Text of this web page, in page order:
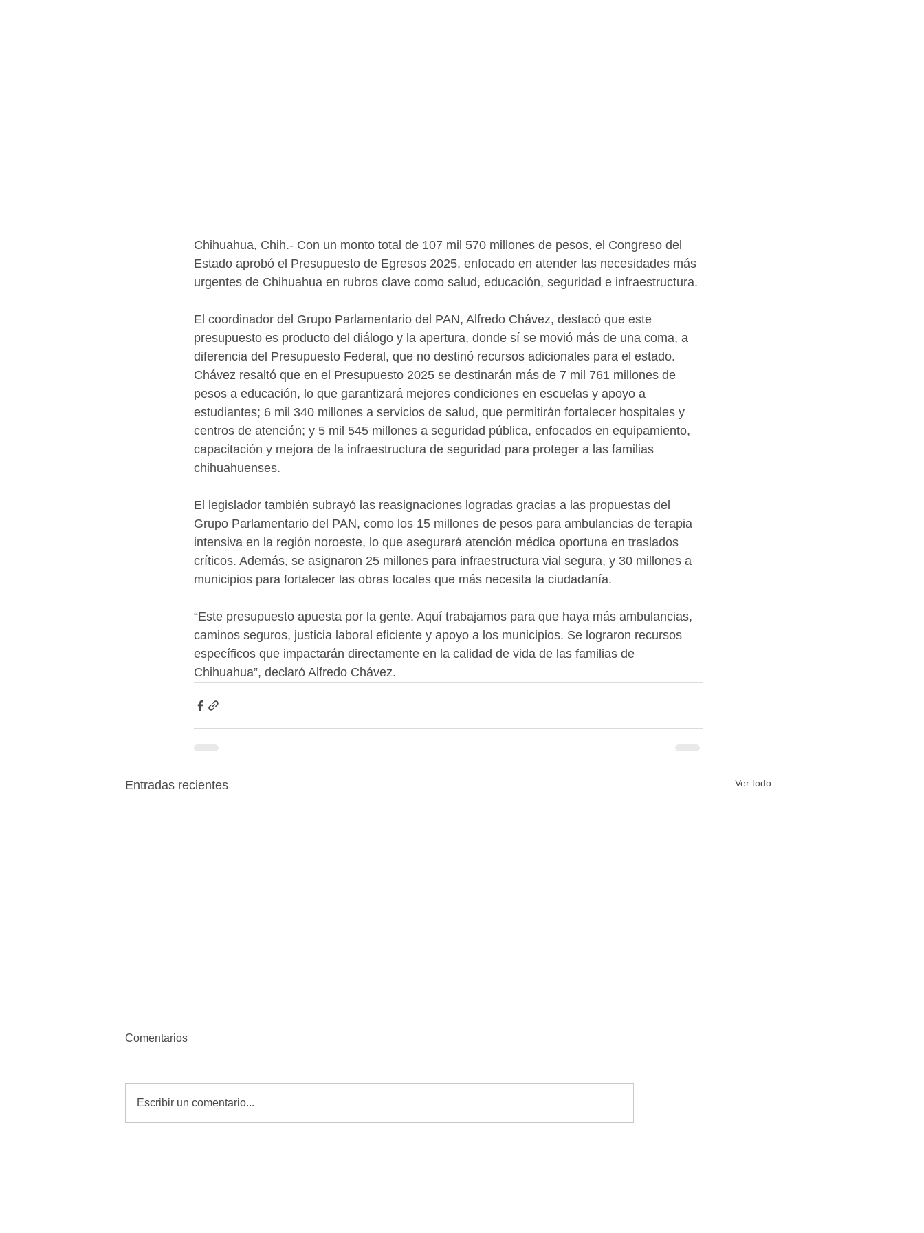
Chihuahua, Chih.- Con un monto total de 107 mil 570 millones de pesos, el Congreso del
Estado aprobó el Presupuesto de Egresos 2025, enfocado en atender las necesidades más
urgentes de Chihuahua en rubros clave como salud, educación, seguridad e infraestructura.
El coordinador del Grupo Parlamentario del PAN, Alfredo Chávez, destacó que este
presupuesto es producto del diálogo y la apertura, donde sí se movió más de una coma, a
diferencia del Presupuesto Federal, que no destinó recursos adicionales para el estado.
Chávez resaltó que en el Presupuesto 2025 se destinarán más de 7 mil 761 millones de
pesos a educación, lo que garantizará mejores condiciones en escuelas y apoyo a
estudiantes; 6 mil 340 millones a servicios de salud, que permitirán fortalecer hospitales y
centros de atención; y 5 mil 545 millones a seguridad pública, enfocados en equipamiento,
capacitación y mejora de la infraestructura de seguridad para proteger a las familias
chihuahuenses.
El legislador también subrayó las reasignaciones logradas gracias a las propuestas del
Grupo Parlamentario del PAN, como los 15 millones de pesos para ambulancias de terapia
intensiva en la región noroeste, lo que asegurará atención médica oportuna en traslados
críticos. Además, se asignaron 25 millones para infraestructura vial segura, y 30 millones a
municipios para fortalecer las obras locales que más necesita la ciudadanía.
“Este presupuesto apuesta por la gente. Aquí trabajamos para que haya más ambulancias,
caminos seguros, justicia laboral eficiente y apoyo a los municipios. Se lograron recursos
específicos que impactarán directamente en la calidad de vida de las familias de
Chihuahua”, declaró Alfredo Chávez.
Entradas recientes Ver todo
Comentarios
Escribir un comentario...